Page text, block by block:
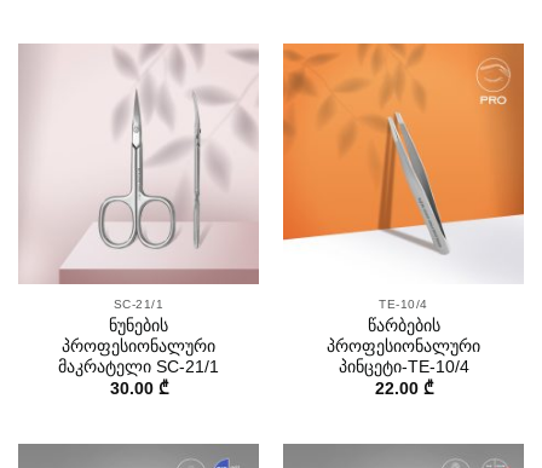
SC-21/1
ნუნების
პროფესიონალური
მაკრატელი SC-21/1
30.00 ₾
TE-10/4
წარბების
პროფესიონალური
პინცეტი-TE-10/4
22.00 ₾